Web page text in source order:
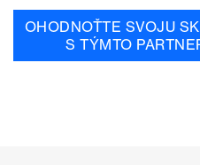
OHODNOŤTE SVOJU
S TÝMTO